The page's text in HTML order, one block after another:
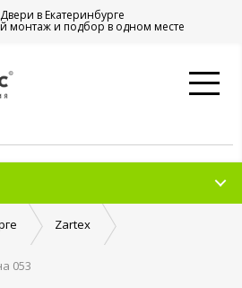
в Екатеринбурге
монтаж и подбор в одном месте
Zartex
053